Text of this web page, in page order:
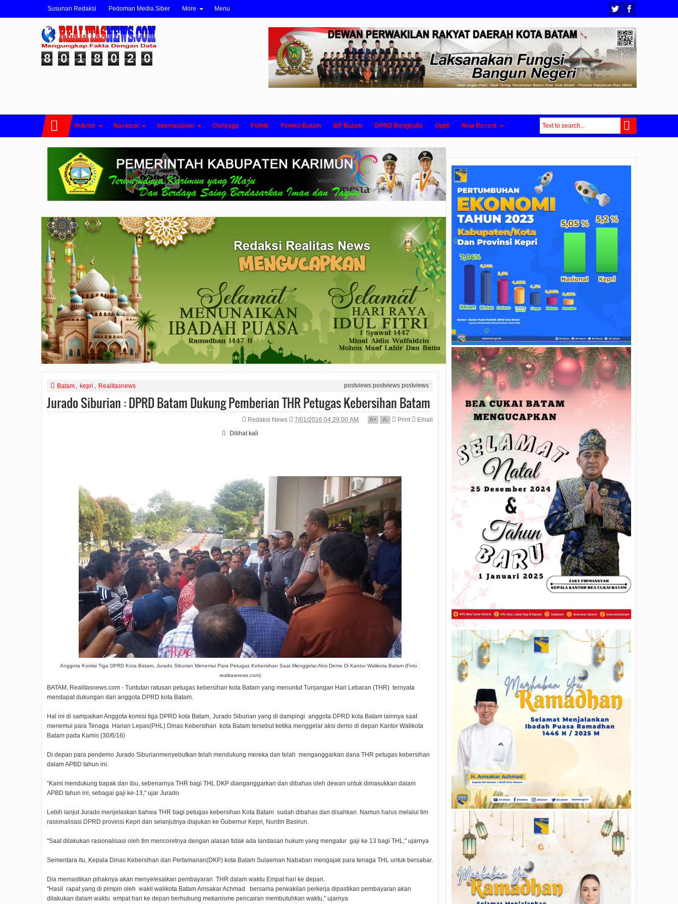
Susunan Redaksi Pedoman Media Siber More Menu
8 0 1 8 0 2 0
Hukrim Nasional Internasional Olahraga Politik Pemko Batam BP Batam DPRD Bengkalis Opini New Recent
Batam , kepri , Realitasnews postviewspostviewspostviews
Jurado Siburian : DPRD Batam Dukung Pemberian THR Petugas Kebersihan Batam
Redaksi News 7/01/2016 04:29:00 AM A+ A- Print
Email
Dilihat kali
Anggota Komisi Tiga DPRD Kota Batam, Jurado Siburian Menemui Para Petugas Kebersihan Saat Menggelar Aksi Demo Di Kantor Walikota Batam (Foto :
realitasnews.com)
BATAM, Realitasnews.com - Tuntutan ratusan petugas kebersihan kota Batam yang menuntut Tunjangan Hari Lebaran (THR) ternyata
mendapat dukungan dari anggota DPRD kota Batam.
Hal ini di sampaikan Anggota komisi tiga DPRD kota Batam, Jurado Siburian yang di dampingi anggota DPRD kota Batam lainnya saat
menemui para Tenaga Harian Lepas(PHL) Dinas Kebersihan kota Batam tersebut ketika menggelar aksi demo di depan Kantor Walikota
Batam pada Kamis (30/6/16)
Di depan para pendemo Jurado Siburianmenyebutkan telah mendukung mereka dan telah menganggarkan dana THR petugas kebersihan
dalam APBD tahun ini.
“Kami mendukung bapak dan ibu, sebenarnya THR bagi THL DKP dianganggarkan dan dibahas oleh dewan untuk dimasukkan dalam
APBD tahun ini, sebagai gaji ke-13," ujar Jurado
Lebih lanjut Jurado menjelaskan bahwa THR bagi petugas kebersihan Kota Batam sudah dibahas dan disahkan. Namun harus melalui tim
rasionalisasi DPRD provinsi Kepri dan selanjutnya diajukan ke Gubernur Kepri, Nurdin Basirun.
"Saat dilakukan rasionalisasi oleh tim mencoretnya dengan alasan tidak ada landasan hukum yang mengatur gaji ke 13 bagi THL," ujarnya
Sementara itu, Kepala Dinas Kebersihan dan Pertamanan(DKP) kota Batam Sulaeman Nababan mengajak para tenaga THL untuk bersabar.
Dia memastikan pihaknya akan menyelesaikan pembayaran THR dalam waktu Empat hari ke depan.
"Hasil rapat yang di pimpin oleh wakil walikota Batam Amsakar Achmad bersama perwakilan perkerja dipastikan pembayaran akan
dilakukan dalam waktu empat hari ke depan berhubung mekanisme pencairan membutuhkan waktu," ujarnya